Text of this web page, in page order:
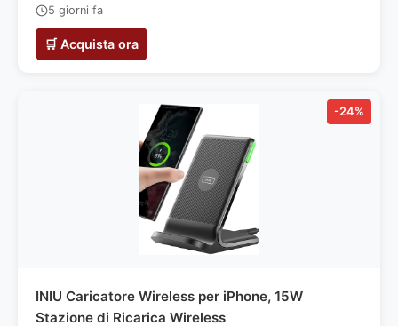
5 giorni fa
🛒 Acquista ora
-24%
INIU Caricatore Wireless per iPhone, 15W
Stazione di Ricarica Wireless